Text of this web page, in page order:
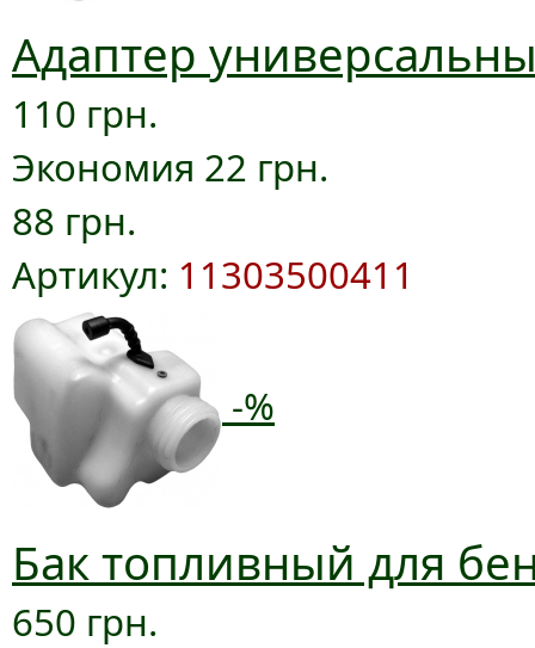
Адаптер
110 грн.
Экономия 22 грн.
88 грн.
Артикул: 11303500411
-%
Бак топливный для
650 грн.